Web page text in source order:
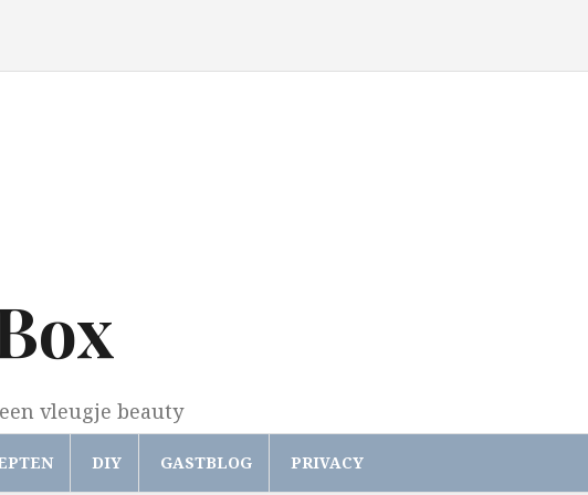
vleugje beauty
DIY GASTBLOG PRIVACY